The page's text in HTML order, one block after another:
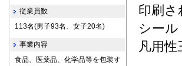
印刷
シー
凡用
従業員数
113名(男子93名、女子20名)
事業内容
食品、医薬品、化学品等を包装す